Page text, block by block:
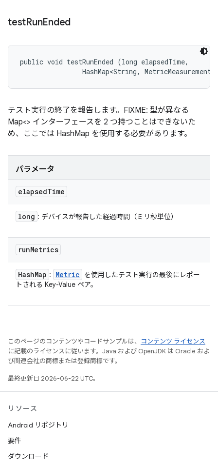
testRunEnded
public void testRunEnded (long elapsedTime,
HashMap<String,
テスト実行の終了を報告します。FIXME: 型が異なる
Map<> インターフェースを 2 つ持つことはできないた
め、ここでは HashMap を使用する必要があります。
パラメータ
elapsedTime
long : デバイスが報告した経過時間（ミリ秒単位）
runMetrics
HashMap : Metric
を使用したテスト実行の最後にレポー
トされる Key-Value ペア。
このページのコンテンツやコードサンプルは、
コンテンツ ライセンス
に記載のライセンスに従います。Java および OpenJDK は Oracle およ
び関連会社の商標または登録商標です。
最終更新日 2026-06-22 UTC。
リソース
Android リポジトリ
要件
ダウンロード